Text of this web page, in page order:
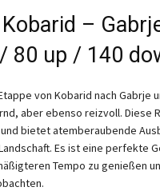
–
80 up / 140
von Kobarid nach Gabrje
aber ebenso reizvoll. Diese
bietet atemberaubende
Es ist eine perfekte
Tempo zu genießen